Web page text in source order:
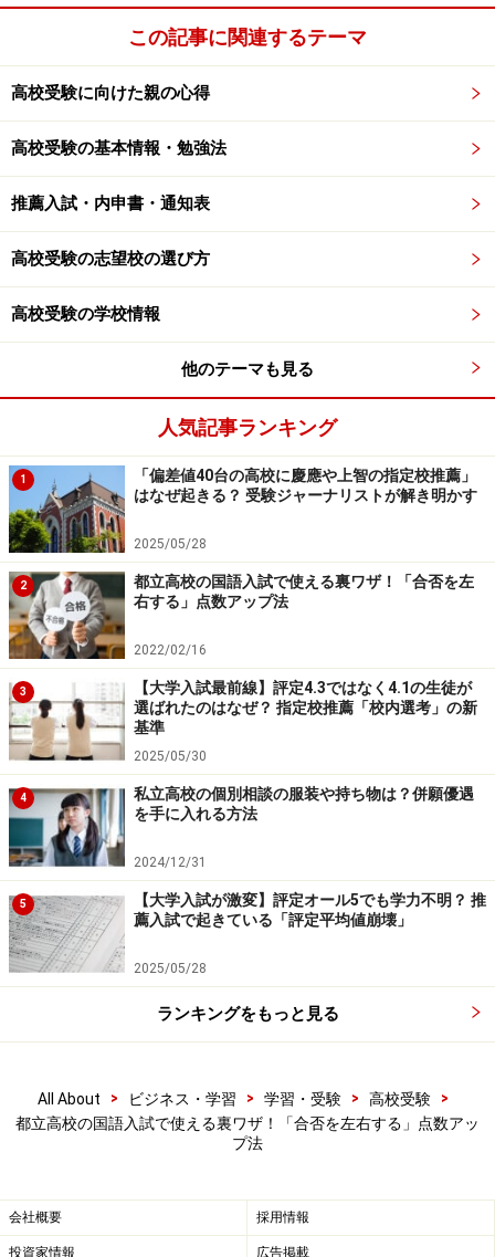
も近い言葉が含まれている選択肢を選べば正解できま
す。
■過去20年間、正解になったことがない選択肢
また、選択肢文中につぎの言葉が含まれている選択肢が
が正解になったことはありません。
時間の経過ともに
順序立てて説明的に
幻想的に
ただし、上記の言葉が含まれる選択肢が今後、正解にな
る可能性がゼロとはいえません。一応、本当に不正解か
どうかの検討は必要です。しかし、上記の言葉が含まれ
ている選択肢を答えとして選ぶのは、慎重に判断した方
が良さそうです。
大問4の論説文問題攻略法
大問4は、論説文を題材にした問題です。次の3つのこと
を知ると、正解率と得点がアップします。
■「100%」を意味する言葉が含まれる選択肢は、不正解
の可能性大
■選択肢文中に次の言葉が含まれている選択肢は、不正
解の可能性大です。
必ず
誰でも
このような例外がない、100%を意味する言葉が含まれる
とは言い切れないので、一応検討はしてくださいね。
この記事に関連するテーマ
高校受験に向けた親の心得
高校受験の基本情報・勉強法
推薦入試・内申書・通知表
高校受験の志望校の選び方
高校受験の学校情報
他のテーマも見る
人気記事ランキング
1
「偏差値40台の高校に慶應や上智の指定校推薦」
はなぜ起きる？ 受験ジャーナリストが解き明かす
2025/05/28
2
都立高校の国語入試で使える裏ワザ！「合否を左
右する」点数アップ法
2022/02/16
3
【大学入試最前線】評定4.3ではなく4.1の生徒が
選ばれたのはなぜ？ 指定校推薦「校内選考」の新
基準
2025/05/30
4
私立高校の個別相談の服装や持ち物は？併願優遇
を手に入れる方法
2024/12/31
5
【大学入試が激変】評定オール5でも学力不明？ 推
薦入試で起きている「評定平均値崩壊」
2025/05/28
ランキングをもっと見る
All About > ビジネス・学習 > 学習・受験 > 高校受験
>
都立高校の国語入試で使える裏ワザ！「合否を左右する」点数アッ
プ法
会社概要 採用情報
投資家情報 広告掲載